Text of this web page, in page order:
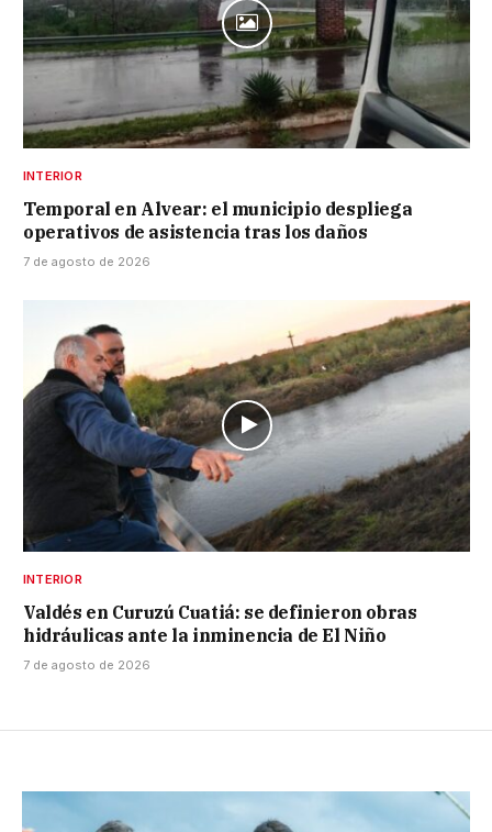
INTERIOR
Temporal en Alvear: el municipio despliega
operativos de asistencia tras los daños
7 de agosto de 2026
INTERIOR
Valdés en Curuzú Cuatiá: se definieron obras
hidráulicas ante la inminencia de El Niño
7 de agosto de 2026